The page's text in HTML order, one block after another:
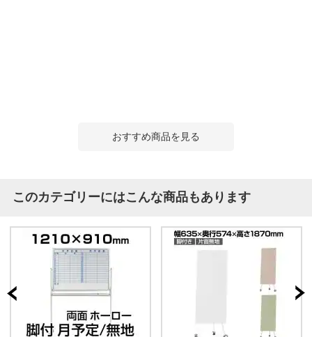
おすすめ商品を見る
このカテゴリーにはこんな商品もあります